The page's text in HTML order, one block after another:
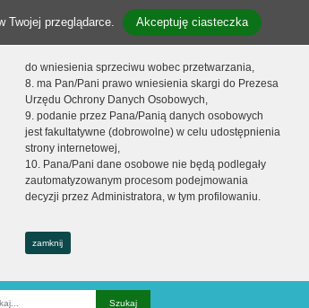
Twojej przeglądarce. Akceptuję ciasteczka
do wniesienia sprzeciwu wobec przetwarzania,
8. ma Pan/Pani prawo wniesienia skargi do Prezesa
Urzędu Ochrony Danych Osobowych,
9. podanie przez Pana/Panią danych osobowych
jest fakultatywne (dobrowolne) w celu udostępnienia
strony internetowej,
10. Pana/Pani dane osobowe nie będą podlegały
zautomatyzowanym procesom podejmowania
decyzji przez Administratora, w tym profilowaniu.
zamknij